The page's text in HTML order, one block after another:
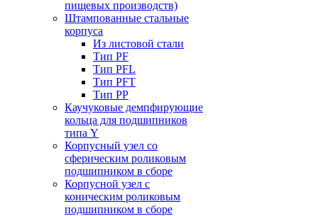
пищевых производств)
Штампованные стальные
корпуса
Из листовой стали
Тип PF
Тип PFL
Тип PFT
Тип PP
Каучуковые демпфирующие
кольца для подшипников
типа Y
Корпусный узел со
сферическим роликовым
подшипником в сборе
Корпусной узел с
коническим роликовым
подшипником в сборе